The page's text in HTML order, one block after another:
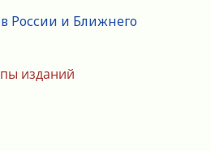
России и Ближнего
изданий